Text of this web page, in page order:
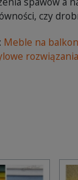
czy
Meble na